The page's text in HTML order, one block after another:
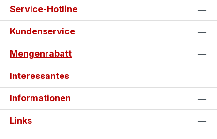
Service-Hotline
Kundenservice
Mengenrabatt
Interessantes
Informationen
Links